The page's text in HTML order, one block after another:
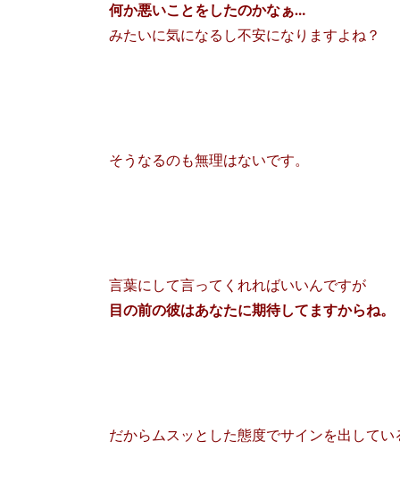
何か悪いことをしたのかなぁ…
みたいに気になるし不安になりますよね？
そうなるのも無理はないです。
言葉にして言ってくれればいいんですが
目の前の彼はあなたに期待してますからね。
だからムスッとした態度でサインを出してい